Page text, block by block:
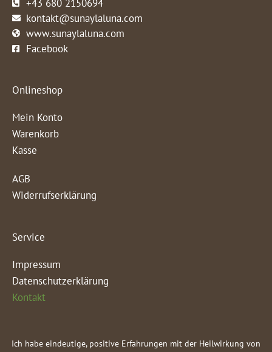
+43 680 2150694
kontakt@sunaylaluna.com
www.sunaylaluna.com
Facebook
Onlineshop
Mein Konto
Warenkorb
Kasse
AGB
Widerrufserklärung
Service
Impressum
Datenschutzerklärung
Kontakt
Ich habe eindeutige, positive Erfahrungen mit der Heilwirkung von